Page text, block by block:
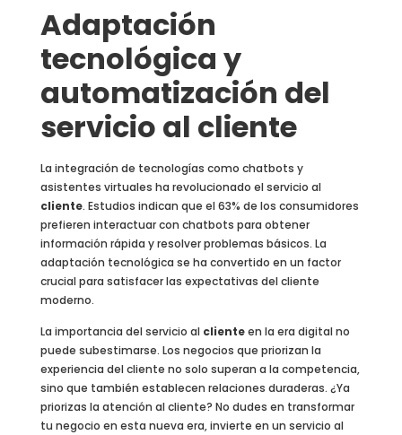
Adaptación
tecnológica y
automatización del
servicio al cliente
La integración de tecnologías como chatbots y
asistentes virtuales ha revolucionado el servicio al
cliente. Estudios indican que el 63% de los consumidores
prefieren interactuar con chatbots para obtener
información rápida y resolver problemas básicos. La
adaptación tecnológica se ha convertido en un factor
crucial para satisfacer las expectativas del cliente
moderno.
La importancia del servicio al clienteen la era digital no
puede subestimarse. Los negocios que priorizan la
experiencia del cliente no solo superan a la competencia,
sino que también establecen relaciones duraderas. ¿Ya
priorizas la atención al cliente? No dudes en transformar
tu negocio en esta nueva era, invierte en un servicio al